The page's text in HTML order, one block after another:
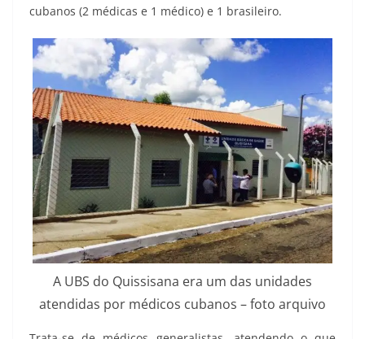
cubanos (2 médicas e 1 médico) e 1 brasileiro.
A UBS do Quissisana era um das unidades
atendidas por médicos cubanos – foto arquivo